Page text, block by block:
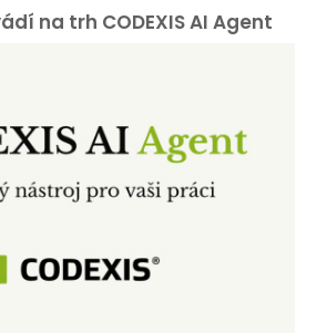
na trh CODEXIS AI Agent